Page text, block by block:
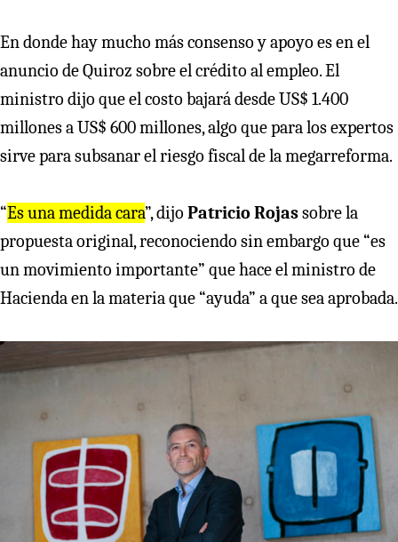
En donde hay mucho más consenso y apoyo es en el
anuncio de Quiroz sobre el crédito al empleo. El
ministro dijo que el costo bajará desde US$ 1.400
millones a US$ 600 millones, algo que para los expertos
sirve para subsanar el riesgo fiscal de la megarreforma.
“Es una medida cara”, dijo Patricio Rojassobre la
propuesta original, reconociendo sin embargo que “es
un movimiento importante” que hace el ministro de
Hacienda en la materia que “ayuda” a que sea aprobada.